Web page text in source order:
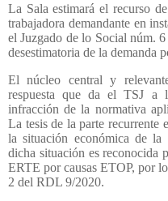
La Sala estimará el recurso
trabajadora demandante en
el Juzgado de lo Social núm.
desestimatoria de la demanda
El núcleo central y
respuesta que da el TSJ a
infracción de la normativa
La tesis de la parte recurrente
la situación económica de
dicha situación es reconocida
ERTE por causas ETOP, por
2 del RDL 9/2020.